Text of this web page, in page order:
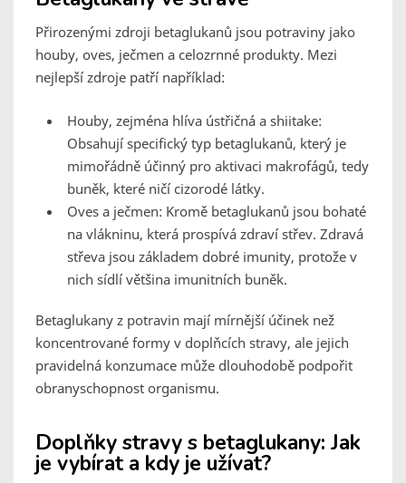
Přirozenými zdroji betaglukanů jsou potraviny jako
houby, oves, ječmen a celozrnné produkty. Mezi
nejlepší zdroje patří například:
Houby, zejména hlíva ústřičná a shiitake:
Obsahují specifický typ betaglukanů, který je
mimořádně účinný pro aktivaci makrofágů, tedy
buněk, které ničí cizorodé látky.
Oves a ječmen: Kromě betaglukanů jsou bohaté
na vlákninu, která prospívá zdraví střev. Zdravá
střeva jsou základem dobré imunity, protože v
nich sídlí většina imunitních buněk.
Betaglukany z potravin mají mírnější účinek než
koncentrované formy v doplňcích stravy, ale jejich
pravidelná konzumace může dlouhodobě podpořit
obranyschopnost organismu.
Doplňky stravy s betaglukany: Jak
je vybírat a kdy je užívat?